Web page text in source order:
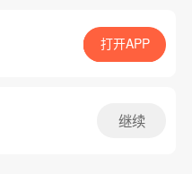
App免费看
打开APP
继续